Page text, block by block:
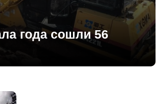
года сошли 56